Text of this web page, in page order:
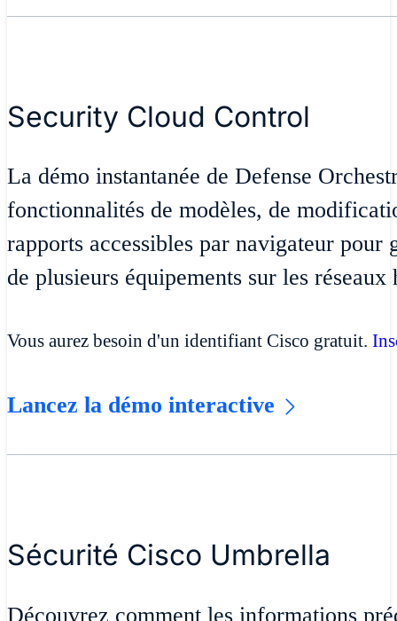
Security Cloud Control
La démo instantanée de Defense
fonctionnalités de modèles, de
rapports accessibles par navigateur
de plusieurs équipements sur les
Vous aurez besoin d'un identifiant Cisco gratuit.
Lancez la démo interactive
Sécurité Cisco Umbrella
Découvrez comment les informations